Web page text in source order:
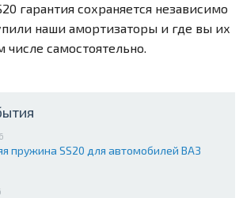
гарантия сохраняется независимо
наши амортизаторы и где вы их
числе самостоятельно.
пружина SS20 для автомобилей ВАЗ